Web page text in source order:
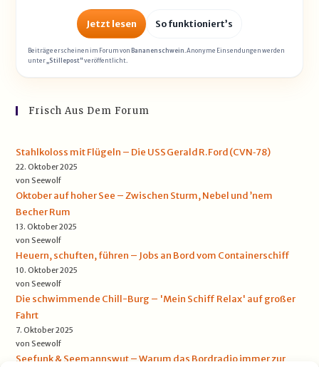
Jetzt lesen So funktioniert’s
Beiträge erscheinen im Forum von Bananenschwein . Anonyme Einsendungen werden
unter „Stillepost“veröffentlicht.
Frisch Aus Dem Forum
Stahlkoloss mit Flügeln – Die USS Gerald R. Ford (CVN‑78)
22. Oktober 2025
von Seewolf
Oktober auf hoher See – Zwischen Sturm, Nebel und ’nem
Becher Rum
13. Oktober 2025
von Seewolf
Heuern, schuften, führen – Jobs an Bord vom Containerschiff
10. Oktober 2025
von Seewolf
Die schwimmende Chill-Burg – 'Mein Schiff Relax' auf großer
Fahrt
7. Oktober 2025
von Seewolf
Seefunk & Seemannswut – Warum das Bordradio immer zur